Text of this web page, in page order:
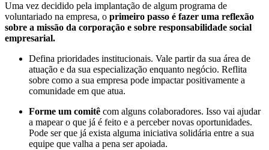
Uma vez decidido pela implantação de algum programa de
voluntariado na empresa, o primeiro passo é fazer uma reflexão
sobre a missão da corporação e sobre responsabilidade social
empresarial.
Defina prioridades institucionais. Vale partir da sua área de
atuação e da sua especialização enquanto negócio. Reflita
sobre como a sua empresa pode impactar positivamente a
comunidade em que atua.
Forme um comitê com alguns colaboradores. Isso vai ajudar
a mapear o que já é feito e a perceber novas oportunidades.
Pode ser que já exista alguma iniciativa solidária entre a sua
equipe que valha a pena ser apoiada.